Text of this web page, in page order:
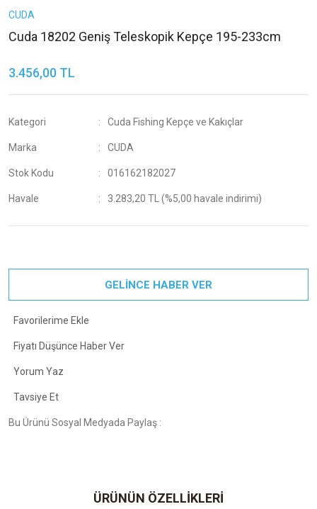
CUDA
Cuda 18202 Geniş Teleskopik Kepçe 195-233cm
3.456,00 TL
Kategori Cuda Fishing Kepçe ve Kakıçlar
Marka CUDA
Stok Kodu 016162182027
Havale 3.283,20 TL (%5,00 havale indirimi)
GELİNCE HABER VER
Fiyatı Düşünce Haber Ver
Yorum Yaz
Tavsiye Et
Bu Ürünü Sosyal Medyada Paylaş :
ÜRÜNÜN ÖZELLİKLERİ